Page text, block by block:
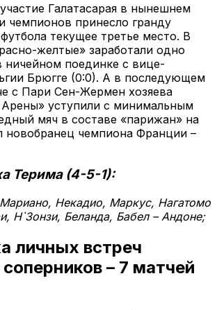
Галатасарая в нынешнем
чемпионов принесло гранду
текущее третье место. В
желтые» заработали одно
ничейном поединке с вице-
Брюгге (0:0). А в последующем
с Пари Сен-Жермен хозяева
уступили с минимальным
мяч в составе «парижан» на
новобранец чемпиона Франции –
Терима (4-5-1):
Некадио, Маркус, Нагатомо
Н`Зонзи, Беланда, Бабел – Андоне;
личных встреч
– 7 матчей